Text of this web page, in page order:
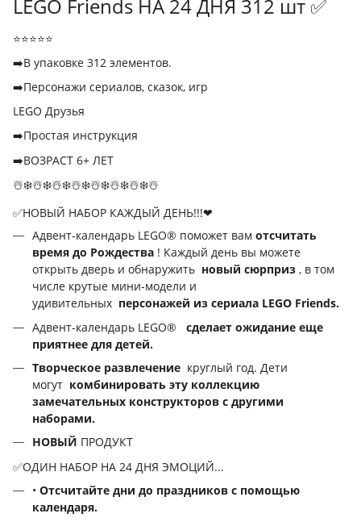
LEGO Friends НА 24 ДНЯ 312 шт ✅
⭐⭐⭐⭐⭐
➡️В упаковке 312 элементов.
➡️Персонажи сериалов, сказок, игр
LEGO Друзья
➡️Простая инструкция
➡️ВОЗРАСТ 6+ ЛЕТ
☃️❄️☃️❄️☃️❄️☃️❄️☃️❄️☃️❄️☃️❄️☃️
✅НОВЫЙ НАБОР КАЖДЫЙ ДЕНЬ!!!❤
Адвент-календарь LEGO® поможет вам отсчитать
время до Рождества ! Каждый день вы можете
открыть дверь и обнаружить новый сюрприз , в том
числе крутые мини-модели и
удивительных персонажей из сериала LEGO Friends.
Адвент-календарь LEGO® сделает ожидание еще
приятнее для детей.
Творческое развлечение круглый год. Дети
могут комбинировать эту коллекцию
замечательных конструкторов с другими
наборами.
НОВЫЙ ПРОДУКТ
✅ОДИН НАБОР НА 24 ДНЯ ЭМОЦИЙ...
• Отсчитайте дни до праздников с помощью
календаря.